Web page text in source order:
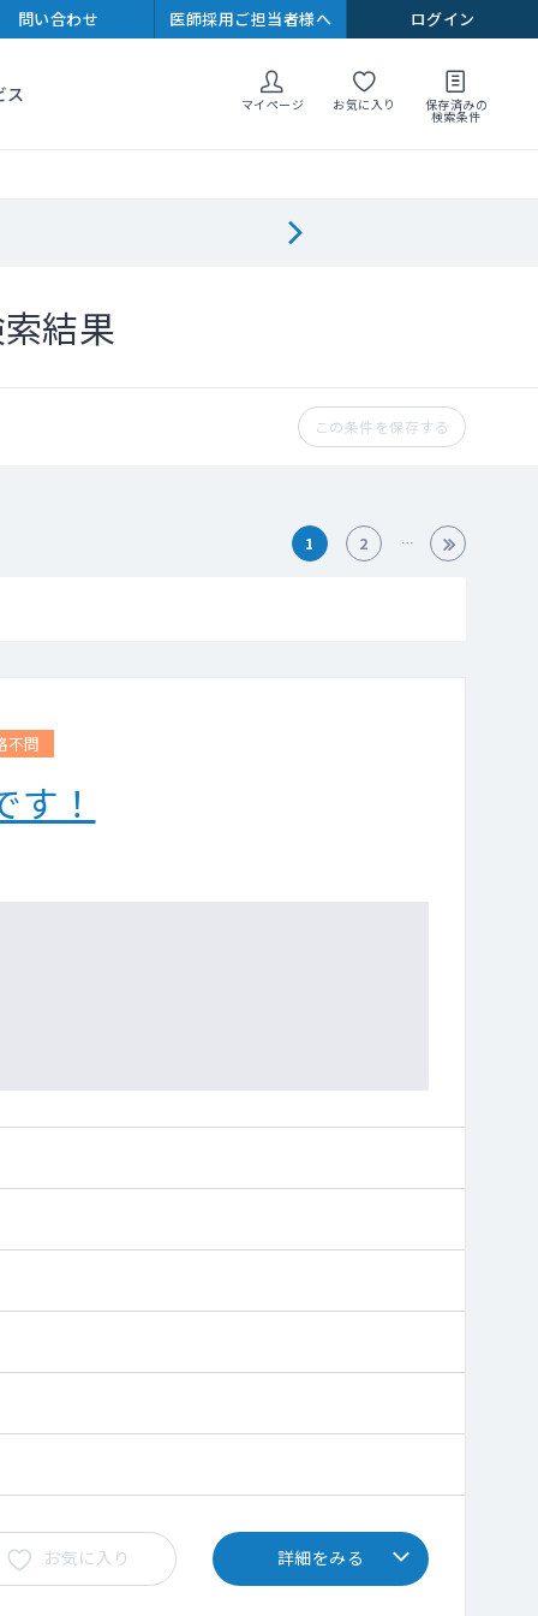
問い合わせ 医師採用ご担当者様へ ログイン
ス マイページ お気に入り 保存済みの
検索条件
結果
この条件を保存する
1 2
不問
！
お気に入り 詳細をみる